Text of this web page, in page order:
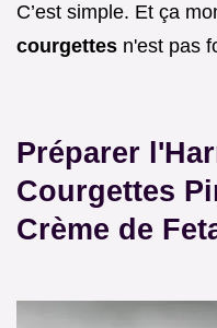
C’est simple. Et ça
courgettes n'est pas
Préparer
Courgettes
Crème de